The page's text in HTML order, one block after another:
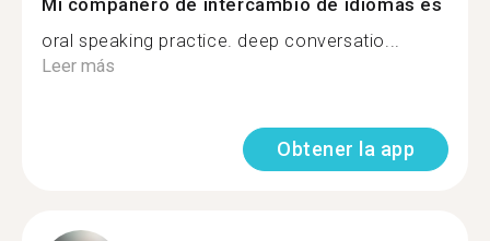
Mi compañero de intercambio de idiomas es
oral speaking practice. deep conversatio...
Leer más
Obtener la app